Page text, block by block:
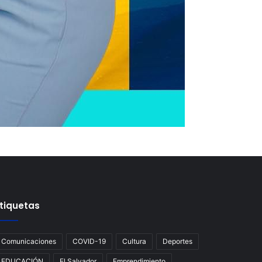
Comunicaciones COVID-19 Cultura Deportes